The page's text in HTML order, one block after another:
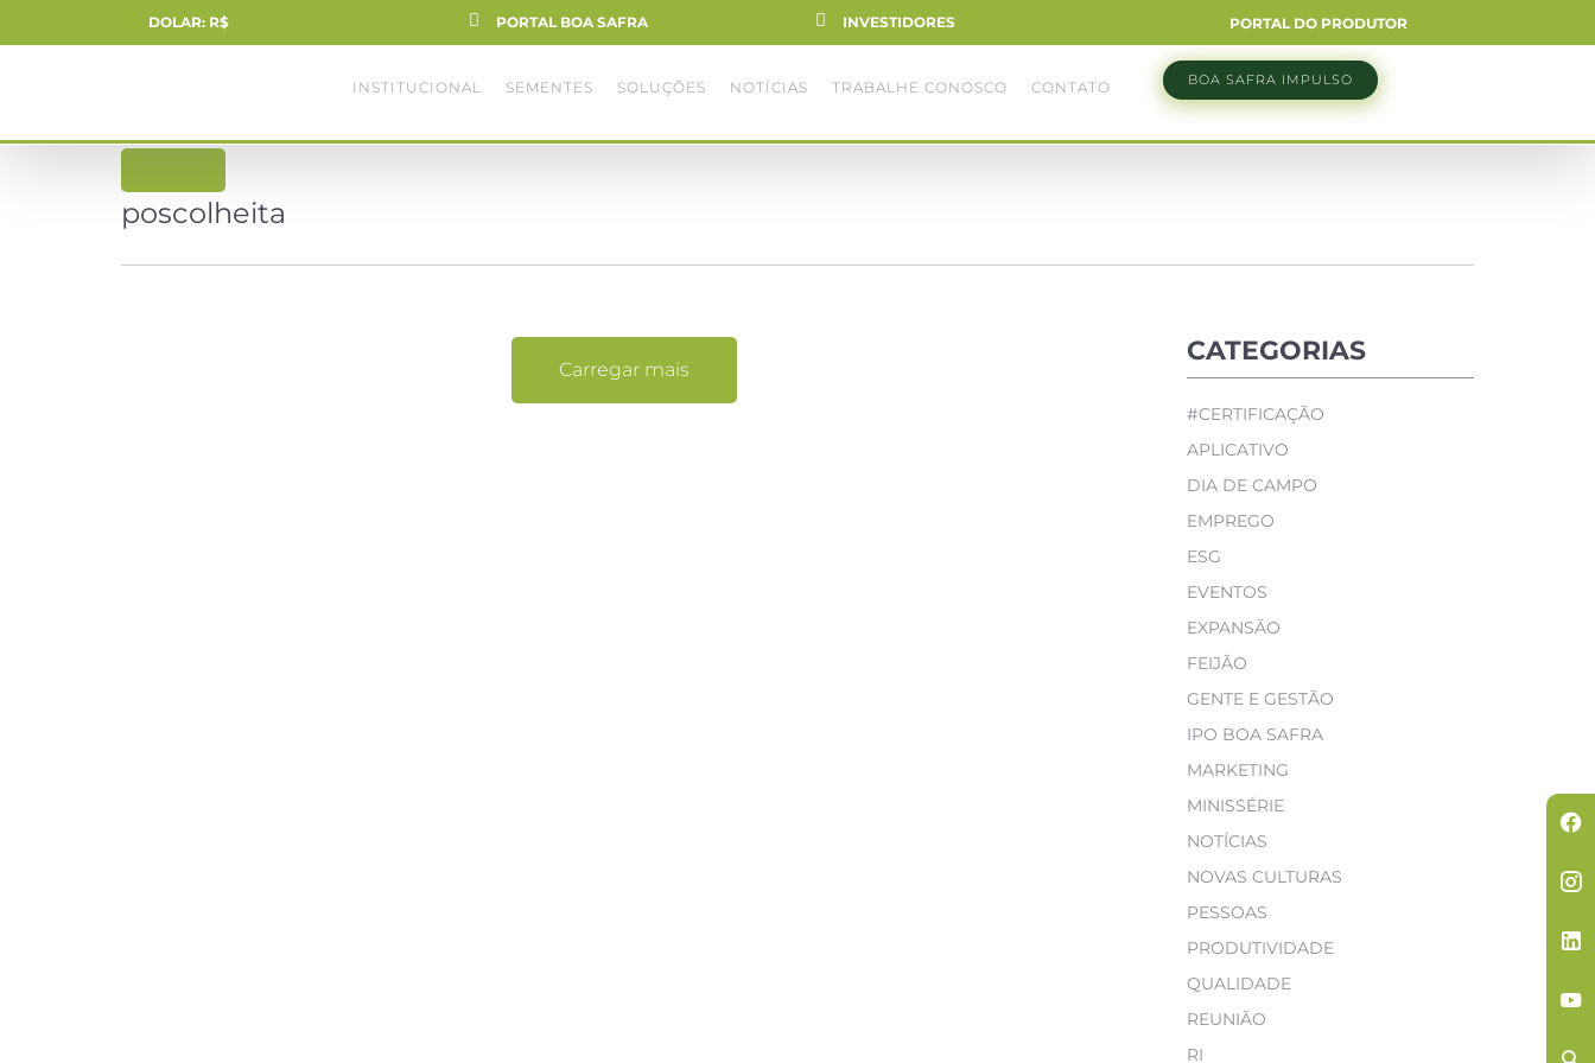
DOLAR: R$ PORTAL BOA SAFRA INVESTIDORES PORTAL DO PRODUTOR
INSTITUCIONAL SEMENTES SOLUÇÕES NOTÍCIAS TRABALHE CONOSCO CONTATO BOA SAFRA IMPULSO
poscolheita
Carregar mais
CATEGORIAS
#CERTIFICAÇÃO
APLICATIVO
DIA DE CAMPO
EMPREGO
ESG
EVENTOS
EXPANSÃO
FEIJÃO
GENTE E GESTÃO
IPO BOA SAFRA
MARKETING
MINISSÉRIE
NOTÍCIAS
NOVAS CULTURAS
PESSOAS
PRODUTIVIDADE
QUALIDADE
REUNIÃO
RI